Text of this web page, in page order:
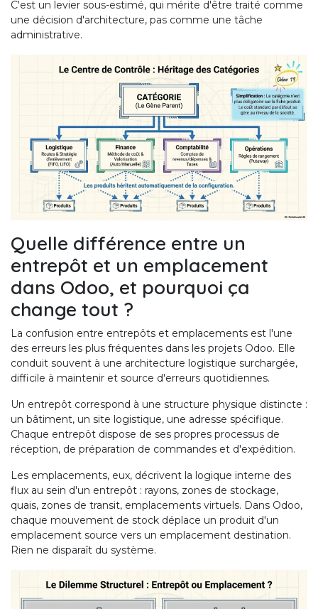
C'est un levier sous-estimé, qui mérite d'être traité comme
une décision d'architecture, pas comme une tâche
administrative.
Quelle différence entre un
entrepôt et un emplacement
dans Odoo, et pourquoi ça
change tout ?
La confusion entre entrepôts et emplacements est l'une
des erreurs les plus fréquentes dans les projets Odoo. Elle
conduit souvent à une architecture logistique surchargée,
difficile à maintenir et source d'erreurs quotidiennes.
Un entrepôt correspond à une structure physique distincte :
un bâtiment, un site logistique, une adresse spécifique.
Chaque entrepôt dispose de ses propres processus de
réception, de préparation de commandes et d'expédition.
Les emplacements, eux, décrivent la logique interne des
flux au sein d'un entrepôt : rayons, zones de stockage,
quais, zones de transit, emplacements virtuels. Dans Odoo,
chaque mouvement de stock déplace un produit d'un
emplacement source vers un emplacement destination.
Rien ne disparaît du système.